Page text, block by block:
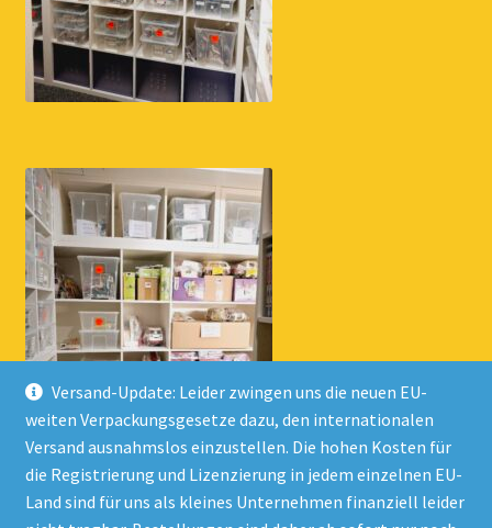
Versand-Update: Leider zwingen uns die neuen EU-
weiten Verpackungsgesetze dazu, den internationalen
Versand ausnahmslos einzustellen. Die hohen Kosten für
die Registrierung und Lizenzierung in jedem einzelnen EU-
Land sind für uns als kleines Unternehmen finanziell leider